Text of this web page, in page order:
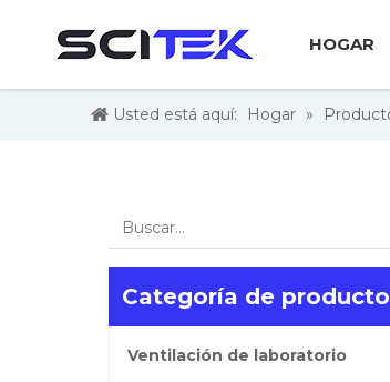
HOGAR
Usted está aquí: Hogar »
Categoría de
Ventilación de laboratorio